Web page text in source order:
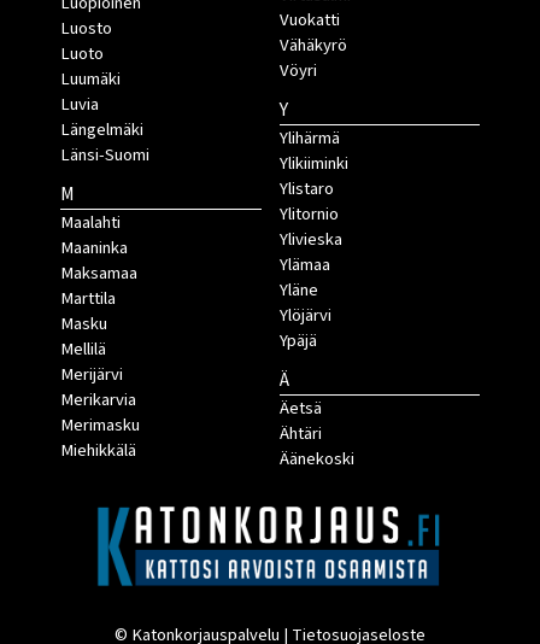
Luosto
Luoto
Luumäki
Luvia
Längelmäki
Länsi-Suomi
M
Maalahti
Maaninka
Maksamaa
Marttila
Masku
Mellilä
Merijärvi
Merikarvia
Merimasku
Miehikkälä
Vuokatti
Vähäkyrö
Vöyri
Y
Ylihärmä
Ylikiiminki
Ylistaro
Ylitornio
Ylivieska
Ylämaa
Yläne
Ylöjärvi
Ypäjä
Ä
Äetsä
Ähtäri
Äänekoski
© Katonkorjauspalvelu | Tietosuojaseloste